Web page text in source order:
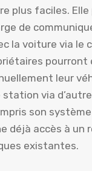
plus faciles.
de
la voiture via le
pourront
leur
station via
son
déjà accès à un
existantes.